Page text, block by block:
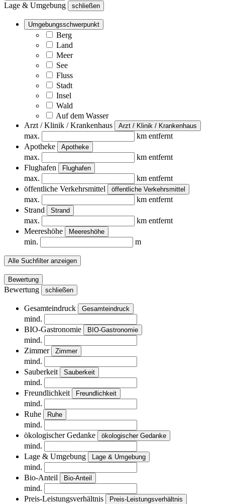
Lage & Umgebung schließen
Umgebungsschwerpunkt
Berg
Land
Meer
See
Fluss
Stadt
Insel
Wald
Auf dem Wasser
Arzt / Klinik / Krankenhaus
Arzt / Klinik / Krankenhaus
max.
km entfernt
Apotheke
Apotheke
max.
km entfernt
Flughafen
Flughafen
max.
km entfernt
öffentliche Verkehrsmittel
öffentliche Verkehrsmittel
max.
km entfernt
Strand
Strand
max.
km entfernt
Meereshöhe
Meereshöhe
min. m
Alle Suchfilter anzeigen
Bewertung
Bewertung schließen
Gesamteindruck Gesamteindruck
mind.
BIO-Gastronomie
BIO-Gastronomie
mind.
Zimmer
Zimmer
mind.
Sauberkeit
Sauberkeit
mind.
Freundlichkeit
Freundlichkeit
mind.
Ruhe
Ruhe
mind.
ökologischer Gedanke
ökologischer Gedanke
mind.
Lage & Umgebung
Lage & Umgebung
mind.
Bio-Anteil
Bio-Anteil
mind.
Preis-Leistungsverhältnis
Preis-Leistungsverhältnis